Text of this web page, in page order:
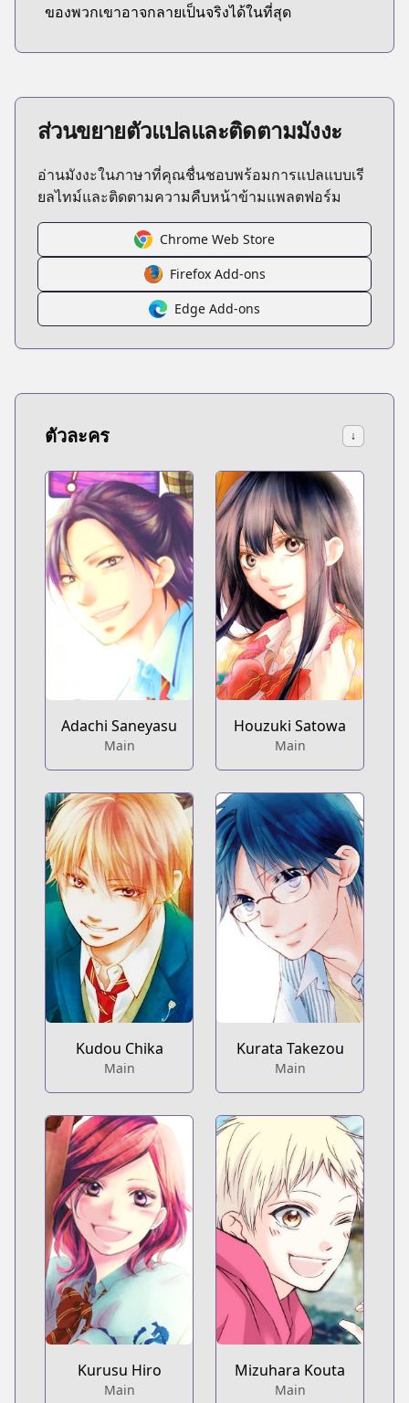
ของพวกเขาอาจกลายเป็นจริงได้ในที่สุด
ส่วนขยายตัวแปลและติดตามมังงะ
อ่านมังงะในภาษาที่คุณชื่นชอบพร้อมการแปลแบบเรี
ยลไทม์และติดตามความคืบหน้าข้ามแพลตฟอร์ม
Chrome Web Store
Firefox Add-ons
Edge Add-ons
ตัวละคร ↓
Adachi Saneyasu
Main
Houzuki Satowa
Main
Kudou Chika
Main
Kurata Takezou
Main
Kurusu Hiro
Main
Mizuhara Kouta
Main